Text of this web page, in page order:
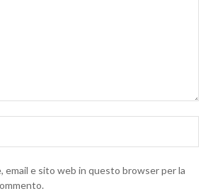
email e sito web in questo browser per la